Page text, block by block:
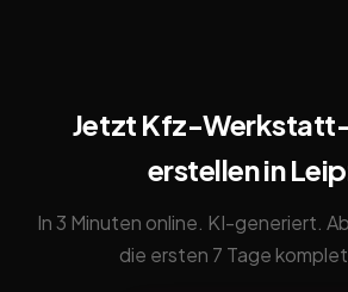
Jetzt Kfz-
erstellen in
In 3 Minuten online. KI-generiert.
die ersten 7 Tage